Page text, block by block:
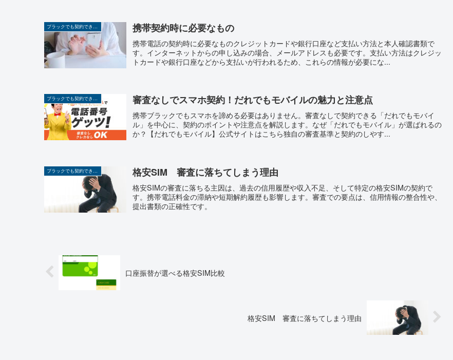
携帯契約時に必要なもの
携帯電話の契約時に必要なものクレジットカードや銀行口座など支払い方法と本人確認書類で
す。インターネットからの申し込みの場合、メールアドレスも必要です。支払い方法はクレジッ
トカードや銀行口座などから支払いが行われるため、これらの情報が必要にな...
ブラックでも契約できる携帯 審査なしでスマホ契約！だれでもモバイルの魅力と注意点
携帯ブラックでもスマホを諦める必要はありません。審査なしで契約できる「だれでもモバイ
ル」を中心に、契約のポイントや注意点を解説します。なぜ「だれでもモバイル」が選ばれるの
か？【だれでもモバイル】公式サイトはこちら独自の審査基準と契約のしやす...
格安SIM 審査に落ちてしまう理由
格安SIMの審査に落ちる主因は、過去の信用履歴や収入不足、そして特定の格安SIMの契約で
す。携帯電話料金の滞納や短期解約履歴も影響します。審査での要点は、信用情報の整合性や、
提出書類の正確性です。
口座振替が選べる格安SIM比較
格安SIM 審査に落ちてしまう理由